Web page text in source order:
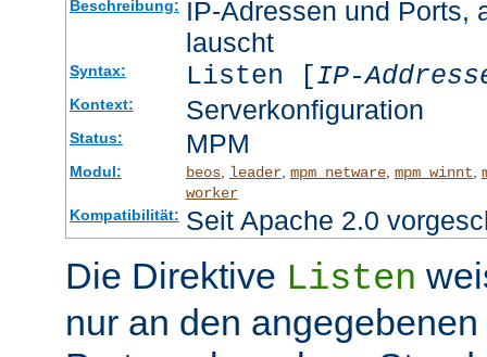
Beschreibung: IP-Adressen und Ports,
lauscht
Syntax: Listen [IP-
Kontext: Serverkonfiguration
Status: MPM
Modul: beos, leader, mpm_netware, mpm_winnt
worker
Kompatibilität: Seit Apache 2.0
Die Direktive Listen
nur an den